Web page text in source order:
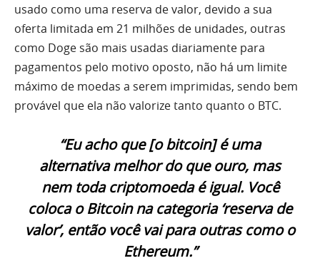
usado como uma reserva de valor, devido a sua
oferta limitada em 21 milhões de unidades, outras
como Doge são mais usadas diariamente para
pagamentos pelo motivo oposto, não há um limite
máximo de moedas a serem imprimidas, sendo bem
provável que ela não valorize tanto quanto o BTC.
“Eu acho que [o bitcoin] é uma
alternativa melhor do que ouro, mas
nem toda criptomoeda é igual. Você
coloca o Bitcoin na categoria ‘reserva de
valor’, então você vai para outras como o
Ethereum.”